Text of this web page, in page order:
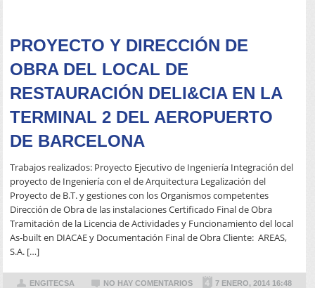
PROYECTO Y DIRECCIÓN DE
OBRA DEL LOCAL DE
RESTAURACIÓN DELI&CIA EN LA
TERMINAL 2 DEL AEROPUERTO
DE BARCELONA
Trabajos realizados: Proyecto Ejecutivo de Ingeniería Integración del
proyecto de Ingeniería con el de Arquitectura Legalización del
Proyecto de B.T. y gestiones con los Organismos competentes
Dirección de Obra de las instalaciones Certificado Final de Obra
Tramitación de la Licencia de Actividades y Funcionamiento del local
As-built en DIACAE y Documentación Final de Obra Cliente: AREAS,
S.A. […]
ENGITECSA NO HAY COMENTARIOS 7 ENERO, 2014 16:48